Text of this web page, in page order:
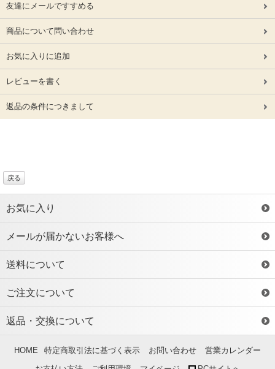
友達にメールですすめる
商品について問い合わせ
お気に入りに追加
レビューを書く
返品の条件につきまして
戻る
お気に入り
メールが届かないお客様へ
送料について
ご注文について
返品・交換について
HOME 特定商取引法に基づく表示 お問い合わせ
営業カレンダー